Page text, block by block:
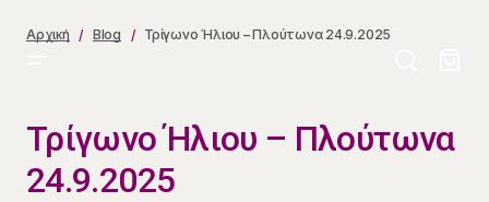
Αρχική Blog Τρίγωνο Ήλιου – Πλούτωνα 24.9.2025
Τρίγωνο Ήλιου – Πλούτωνα
24.9.2025